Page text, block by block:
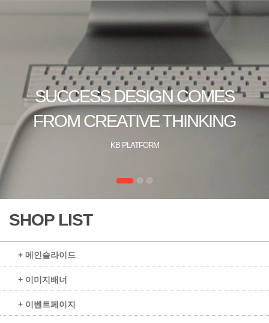
SHOP LIST
+ 메인슬라이드
+ 이미지배너
+ 이벤트페이지